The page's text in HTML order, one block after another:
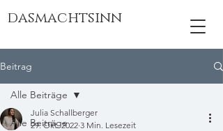
dasmachtsinn
Beitrag
Alle Beiträge
Alle Beiträge
Julia Schallberger
29. Okt. 2022 3 Min. Lesezeit